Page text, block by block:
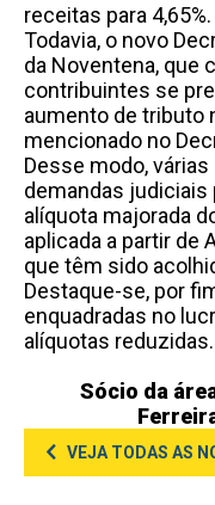
receitas para 4,65%.
Todavia, o novo
da Noventena, que
contribuintes se
aumento de tributo
mencionado no
Desse modo,
demandas judiciais
alíquota majorada
aplicada a partir de
que têm sido
Destaque-se, por
enquadradas no
alíquotas reduzidas.
Sócio da
VEJA TODAS AS